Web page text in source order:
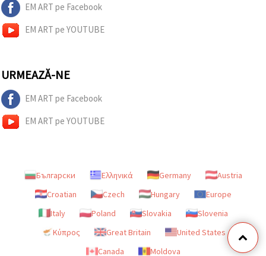
EM ART pe Facebook
EM ART pe YOUTUBE
URMEAZĂ-NE
EM ART pe Facebook
EM ART pe YOUTUBE
Български Ελληνικά Germany
Austria
Croatian
Czech Hungary
Europe
Italy
Poland Slovakia
Slovenia
Κύπρος
Great Britain
United States
Canada
Moldova